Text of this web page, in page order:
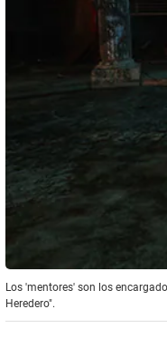
Los 'mentores' son los
Heredero".